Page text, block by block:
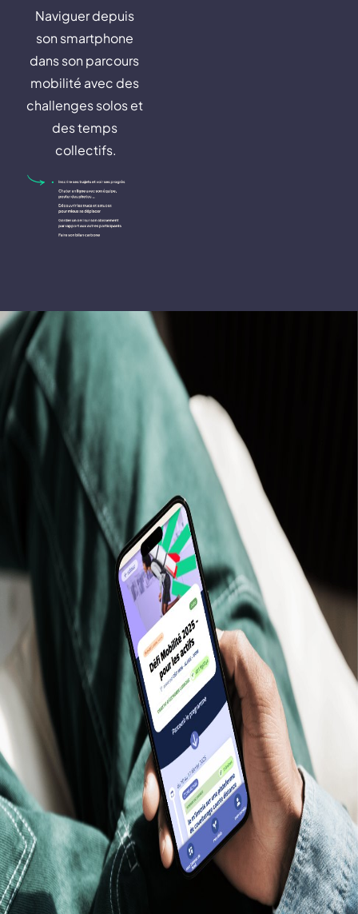
Naviguer depuis
son smartphone
dans son parcours
mobilité avec des
challenges solos et
des temps
collectifs.